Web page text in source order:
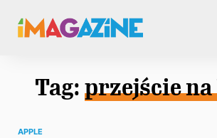
Tag: przejście na
APPLE